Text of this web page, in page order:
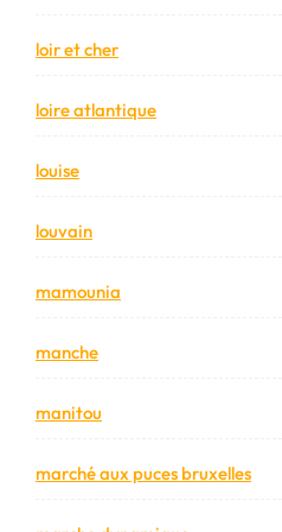
loir et cher
loire atlantique
louise
louvain
mamounia
manche
manitou
marché aux puces bruxelles